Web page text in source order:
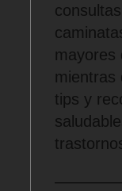
mayores
mientras
tips y